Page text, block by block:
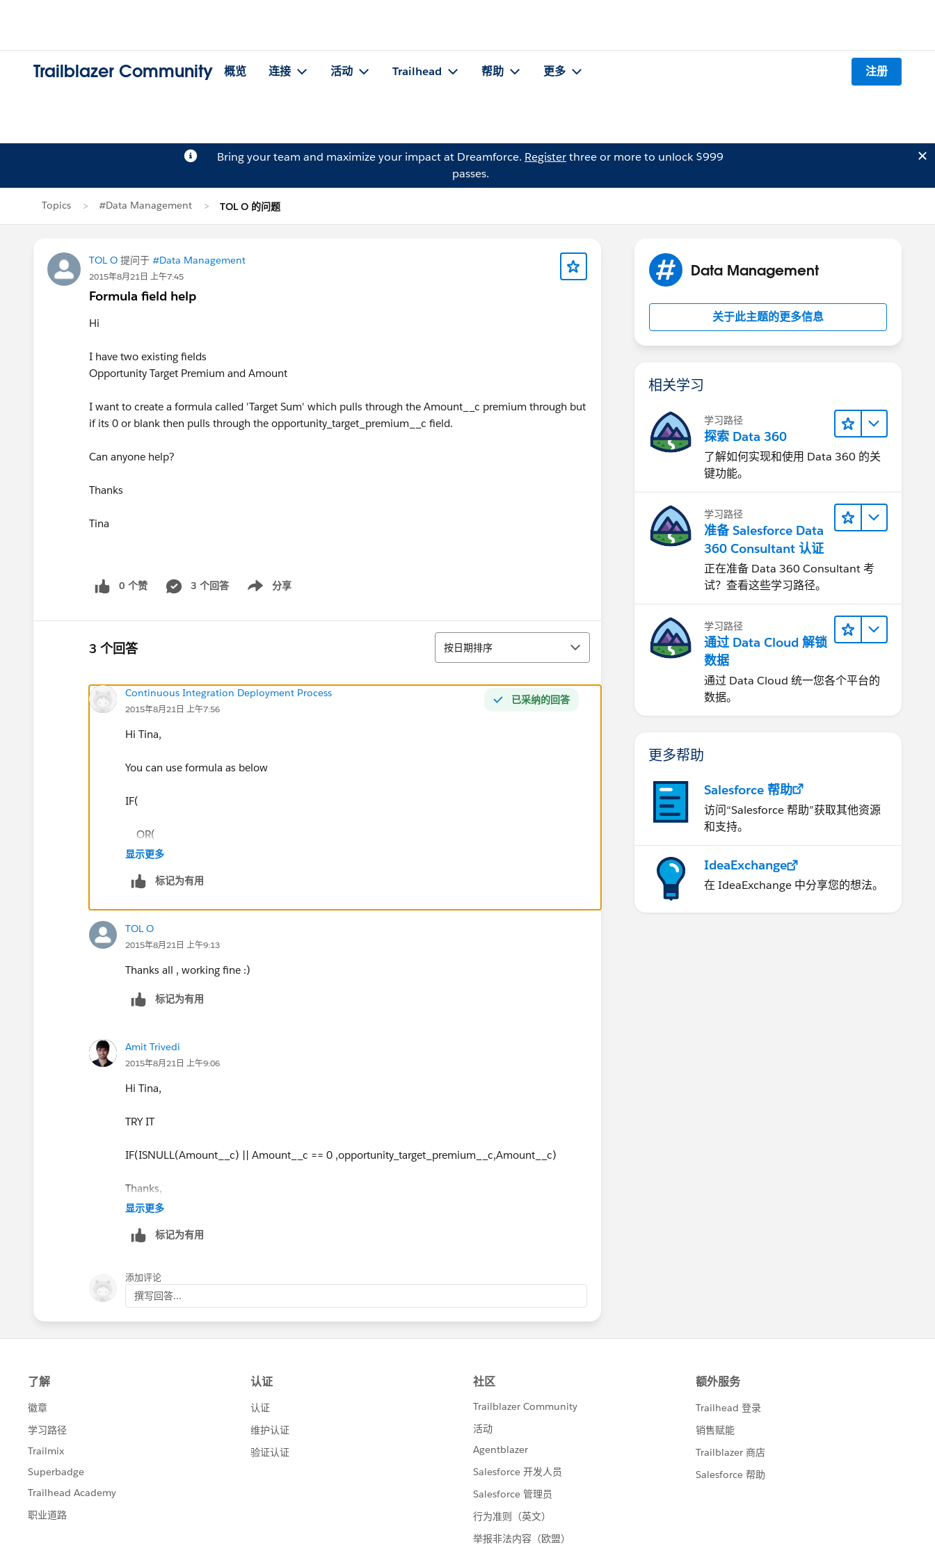
Trailblazer Community 概览 连接 活动 Trailhead 帮助 更多 注册
Bring your team and maximize your impact at Dreamforce. Registerthree or more to unlock $999
passes.
Topics #Data Management TOL O 的问题
TOL O 提问于 #Data Management
2015年8月21日 上午7:45
Formula field help
Hi
I have two existing fields
Opportunity Target Premium and Amount
I want to create a formula called 'Target Sum' which pulls through the Amount__c premium through but
if its 0 or blank then pulls through the opportunity_target_premium__c field.
Can anyone help?
Thanks
Tina
0 个赞 3 个回答 分享
Show menu
3 个回答 排序
按日期排序
已采纳的回答
Continuous Integration Deployment Process
2015年8月21日 上午7:56
Hi Tina,
You can use formula as below
IF(
OR(
),
opportunity_target_premium__c,
Amount__c
显示更多
标记为有用
TOL O
2015年8月21日 上午9:13
Thanks all , working fine :)
标记为有用
Amit Trivedi
2015年8月21日 上午9:06
Hi Tina,
TRY IT
IF(ISNULL(Amount__c) || Amount__c == 0 ,opportunity_target_premium__c,Amount__c)
Thanks,
显示更多
标记为有用
添加评论
撰写回答...
Data Management
关于此主题的更多信息
相关学习
学习路径
探索 Data 360
了解如何实现和使用 Data 360 的关
键功能。
学习路径
准备 Salesforce Data
360 Consultant 认证
正在准备 Data 360 Consultant 考
试？查看这些学习路径。
学习路径
通过 Data Cloud 解锁
数据
通过 Data Cloud 统一您各个平台的
数据。
更多帮助
Salesforce 帮助
访问“Salesforce 帮助”获取其他资源
和支持。
IdeaExchange
在 IdeaExchange 中分享您的想法。